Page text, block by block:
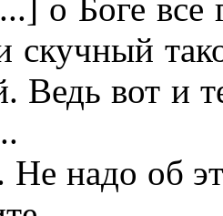
о Боге
скучный
Ведь вот и
надо об